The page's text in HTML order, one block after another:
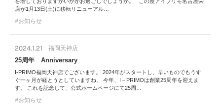
店が1月13日(土)に移転リニューアル…
お知らせ
2024.1.21 福岡天神店
25周年 Anniversary
I-PRIMO福岡天神店でございます。 2024年がスタートし、早いものでもうす
ぐ一ヶ月が経とうとしていますね。 今年、I－PRIMOは創業25周年を迎えま
す。 これを記念して、公式ホームページにて25周…
お知らせ